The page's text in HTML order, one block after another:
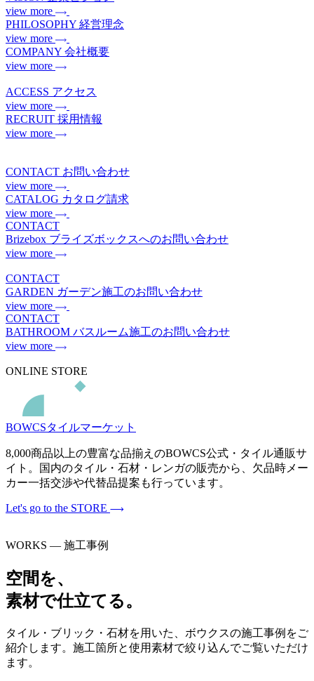
view more
PHILOSOPHY 経営理念
view more
COMPANY 会社概要
view more
ACCESS アクセス
view more
RECRUIT 採用情報
view more
CONTACT お問い合わせ
view more
CATALOG カタログ請求
view more
CONTACT
Brizebox ブライズボックスへのお問い合わせ
view more
CONTACT
GARDEN ガーデン施工のお問い合わせ
view more
CONTACT
BATHROOM バスルーム施工のお問い合わせ
view more
ONLINE STORE
BOWCSタイルマーケット
8,000商品以上の豊富な品揃えのBOWCS公式・タイル通販サ
イト。国内のタイル・石材・レンガの販売から、欠品時メー
カー一括交渉や代替品提案も行っています。
Let's go to the STORE
WORKS — 施工事例
空間を、
素材で仕立てる。
タイル・ブリック・石材を用いた、ボウクスの施工事例をご
紹介します。施工箇所と使用素材で絞り込んでご覧いただけ
ます。